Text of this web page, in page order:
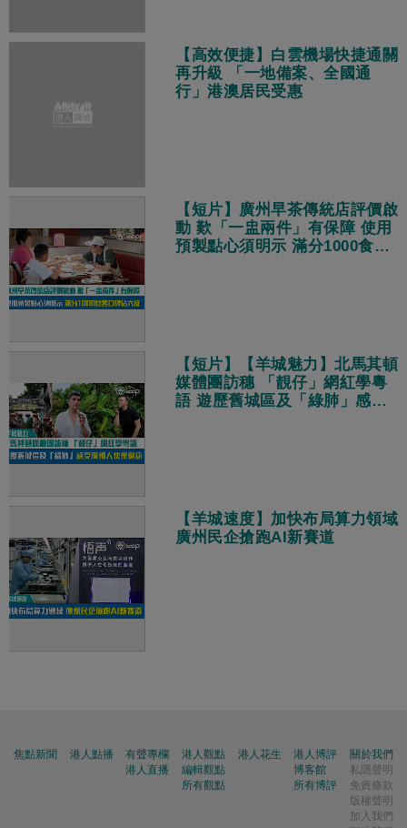
【高效便捷】白雲機場快捷通關
再升級 「一地備案、全國通
行」港澳居民受惠
【短片】廣州早茶傳統店評價啟
動 歎「一盅兩件」有保障 使用
預製點心須明示 滿分1000食客
【短片】【羊城魅力】北馬其頓
媒體團訪穗 「靚仔」網紅學粵
語 遊歷舊城區及「綠肺」感受
【羊城速度】加快布局算力領域
廣州民企搶跑AI新賽道
焦點新聞 港人點播
有聲專欄
港人直播
港人觀點
編輯觀點
所有觀點
港人花生
港人博評
博客館
所有博評
關於我們
私隱聲明
免責條款
版權聲明
加入我們